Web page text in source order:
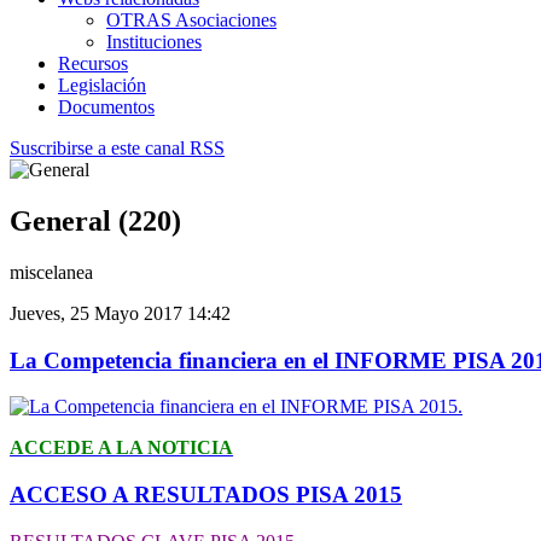
OTRAS Asociaciones
Instituciones
Recursos
Legislación
Documentos
Suscribirse a este canal RSS
General (220)
miscelanea
Jueves, 25 Mayo 2017 14:42
La Competencia financiera en el INFORME PISA
ACCEDE A LA NOTICIA
ACCESO A RESULTADOS PISA 2015